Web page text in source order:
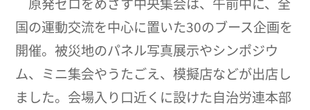
国の運動交流を中心に置いた30のブース企画を
開催。被災地のパネル写真展示やシンポジウ
ム、ミニ集会やうたごえ、模擬店などが出店し
ました。会場入り口近くに設けた自治労連本部